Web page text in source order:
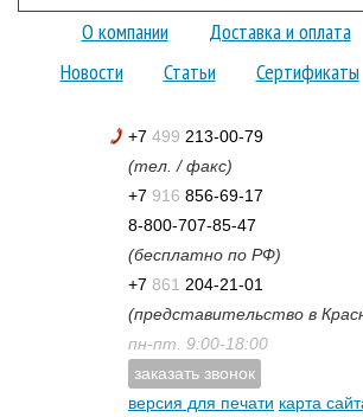
О компании Доставка и оплата
Новости
Статьи Сертификаты
+7 499 213-00-79
(тел. / факс)
+7 916 856-69-17
8-800-707-85-47
(бесплатно по РФ)
+7 861 204-21-01
(представительство в
пн-пт. 9:00-18:00
заказать звонок
версия для печати карта